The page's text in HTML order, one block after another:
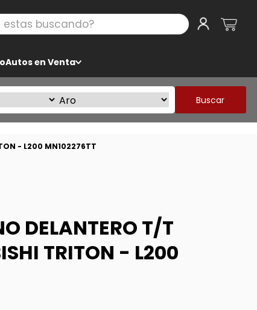
buscando?
Autos en Venta
Buscar
- L200 MN102276TT
DELANTERO T/T
TRITON - L200